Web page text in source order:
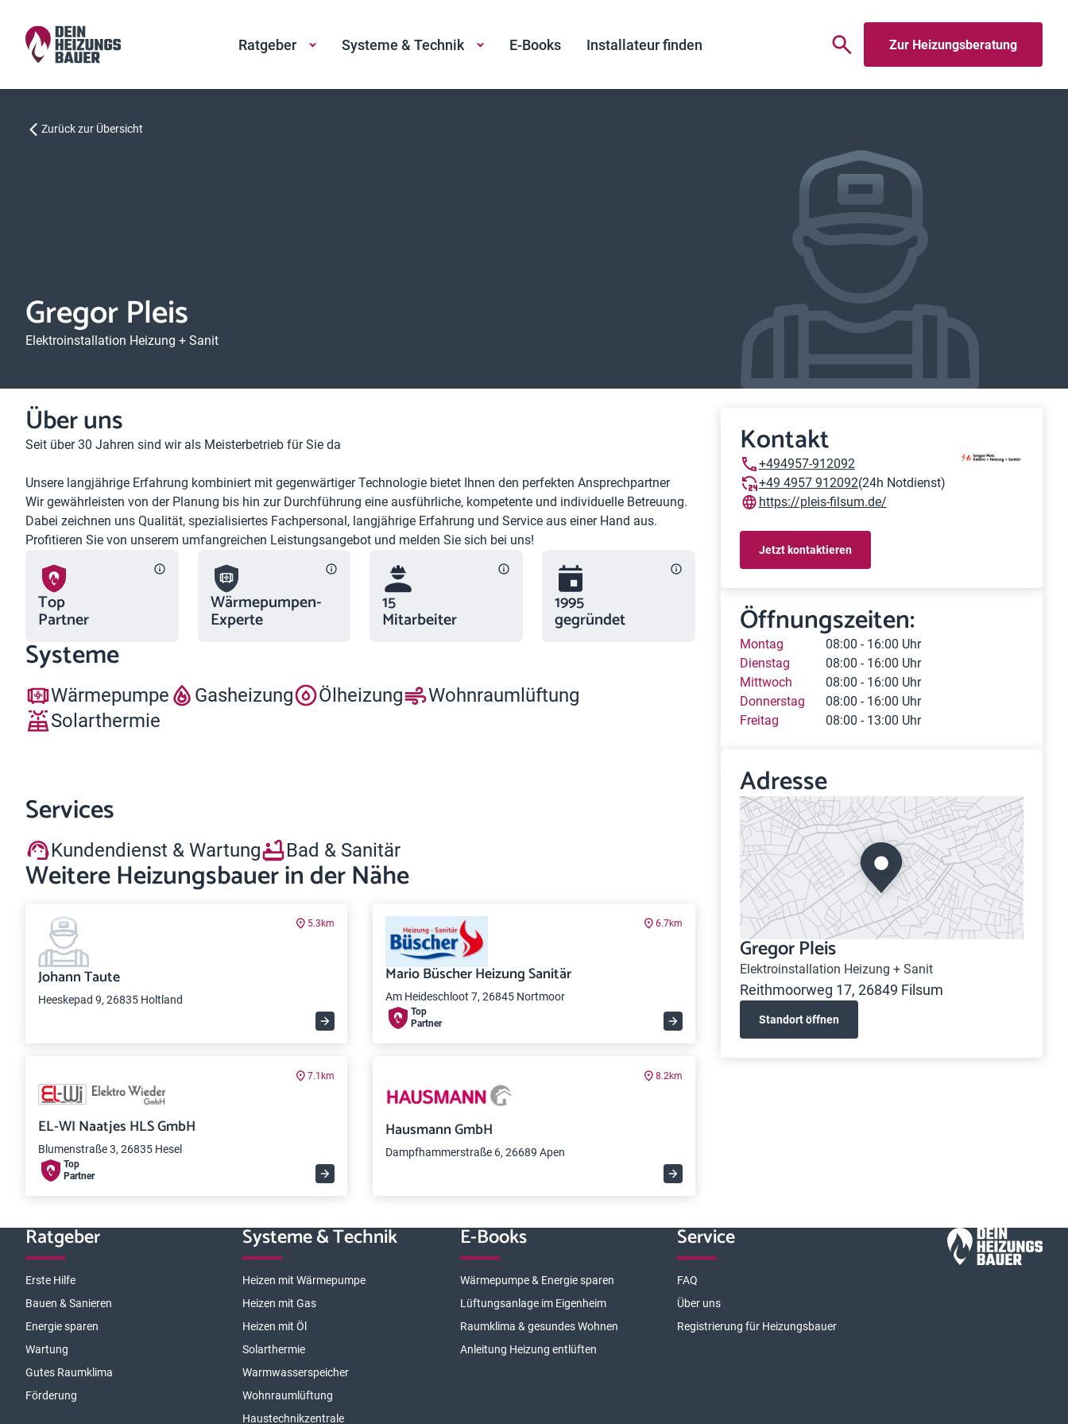
Ratgeber Systeme & Technik E-Books Installateur finden Zur Heizungsberatung
Zurück zur Übersicht
Gregor Pleis
Elektroinstallation Heizung + Sanit
Über uns
Seit über 30 Jahren sind wir als Meisterbetrieb für Sie da
Unsere langjährige Erfahrung kombiniert mit gegenwärtiger Technologie bietet Ihnen den perfekten Ansprechpartner
Wir gewährleisten von der Planung bis hin zur Durchführung eine ausführliche, kompetente und individuelle Betreuung.
Dabei zeichnen uns Qualität, spezialisiertes Fachpersonal, langjährige Erfahrung und Service aus einer Hand aus.
Profitieren Sie von unserem umfangreichen Leistungsangebot und melden Sie sich bei uns!
Top
Partner
Wärmepumpen-
Experte
15
Mitarbeiter
1995
gegründet
Systeme
Wärmepumpe Gasheizung Ölheizung
Wohnraumlüftung
Solarthermie
Services
Kundendienst & Wartung Bad & Sanitär
Weitere Heizungsbauer in der Nähe
5.3km
Johann Taute
Heeskepad 9, 26835 Holtland
6.7km
Mario Büscher Heizung Sanitär
Am Heideschloot 7, 26845 Nortmoor
Top
Partner
7.1km
EL-WI Naatjes HLS GmbH
Blumenstraße 3, 26835 Hesel
Top
Partner
8.2km
Hausmann GmbH
Dampfhammerstraße 6, 26689 Apen
Kontakt
+494957-912092
+49 4957 912092(24h Notdienst)
https://pleis-filsum.de/
Jetzt kontaktieren
Öffnungszeiten:
Montag
08:00 - 16:00 Uhr
Dienstag
08:00 - 16:00 Uhr
Mittwoch
08:00 - 16:00 Uhr
Donnerstag
08:00 - 16:00 Uhr
Freitag
08:00 - 13:00 Uhr
Adresse
Gregor Pleis
Elektroinstallation Heizung + Sanit
Reithmoorweg 17, 26849 Filsum
Standort öffnen
Ratgeber
Erste Hilfe
Bauen & Sanieren
Energie sparen
Wartung
Gutes Raumklima
Förderung
Systeme & Technik
Heizen mit Wärmepumpe
Heizen mit Gas
Heizen mit Öl
Solarthermie
Warmwasserspeicher
Wohnraumlüftung
Haustechnikzentrale
E-Books
Wärmepumpe & Energie sparen
Lüftungsanlage im Eigenheim
Raumklima & gesundes Wohnen
Anleitung Heizung entlüften
Service
FAQ
Über uns
Registrierung für Heizungsbauer